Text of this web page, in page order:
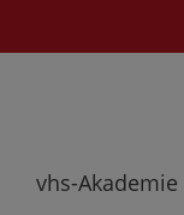
vhs-Akademie